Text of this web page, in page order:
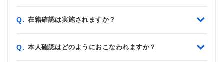
Q. 在籍確認は実施されますか？
Q. 本人確認はどのようにおこなわれますか？